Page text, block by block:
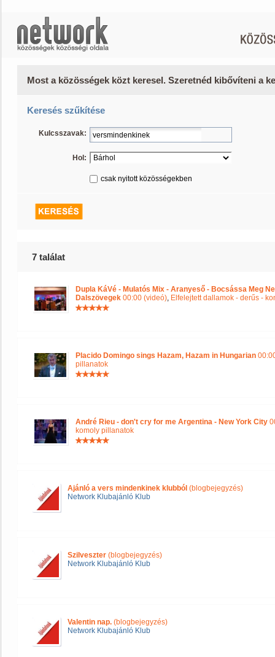
Most a közösségek közt keresel. Szeretnéd kibővíteni a
Keresés szűkítése
Kulcsszavak:
Hol:
csak nyitott közösségekben
7 találat
Dupla KáVé - Mulatós Mix - Aranyeső - Bocsássa Meg
Dalszövegek 00:00 (videó), Elfelejtett dallamok - derűs -
Placido Domingo sings Hazam, Hazam in Hungarian
pillanatok
André Rieu - don't cry for me Argentina - New York City
komoly pillanatok
Ajánló a vers mindenkinek klubból (blogbejegyzés)
Network Klubajánló Klub
Szilveszter (blogbejegyzés)
Network Klubajánló Klub
Valentin nap. (blogbejegyzés)
Network Klubajánló Klub